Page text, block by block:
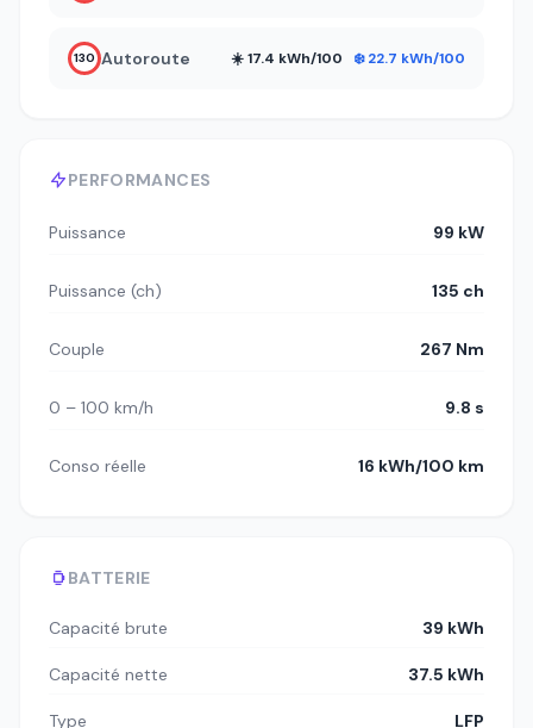
PERFORMANCES
Puissance 99 kW
Puissance (ch) 135 ch
Couple 267 Nm
0 – 100 km/h 9.8 s
Conso réelle 16 kWh/100 km
BATTERIE
Capacité brute 39 kWh
Capacité nette 37.5 kWh
Type LFP
130 Autoroute ☀️ 17.4 kWh/100 ❄️ 22.7 kWh/100